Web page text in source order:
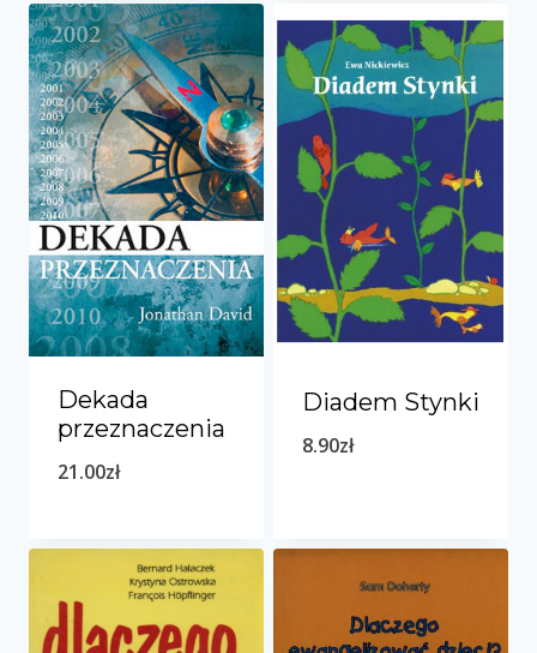
Dekada
przeznaczenia
21.00zł
Diadem Stynki
8.90zł